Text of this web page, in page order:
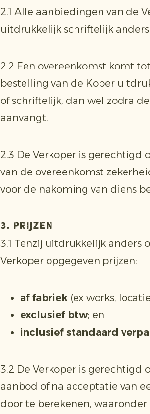
2.1 Alle aanbiedingen van de
uitdrukkelijk schriftelijk
2.2 Een overeenkomst komt
bestelling van de Koper
of schriftelijk, dan wel zodra
aanvangt.
2.3 De Verkoper is gerechtigd
van de overeenkomst
voor de nakoming van diens
3. Prijzen
3.1 Tenzij uitdrukkelijk anders
Verkoper opgegeven prijzen:
af fabriek (ex works,
exclusief btw; en
inclusief standaard
3.2 De Verkoper is gerechtigd
aanbod of na acceptatie van
door te berekenen,